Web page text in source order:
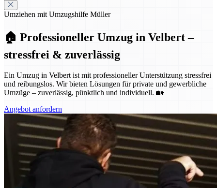
Umziehen mit Umzugshilfe Müller
🏠 Professioneller Umzug in Velbert –
stressfrei & zuverlässig
Ein Umzug in Velbert ist mit professioneller Unterstützung stressfrei
und reibungslos. Wir bieten Lösungen für private und gewerbliche
Umzüge – zuverlässig, pünktlich und individuell. 🏡
Angebot anfordern